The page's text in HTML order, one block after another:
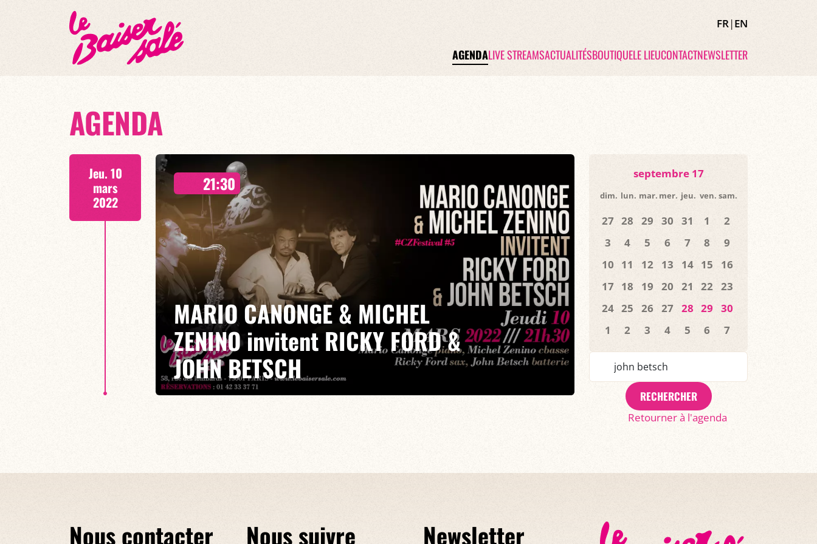
FR|EN
AGENDALIVE STREAMSACTUALITÉSBOUTIQUELE LIEUCONTACTNEWSLETTER
AGENDA
septembre 17
dim. lun. mar. mer. jeu. ven. sam.
27 28 29 30 31 1
2
3
4 5 6 7 8
9
10
11 12 13 14 15
16
17
18 19 20 21 22 23
24 25 26 27 28 29
30
1
2 3 4 5 6 7
RECHERCHER
Retourner à l'agenda
Jeu. 10
mars
2022
21:30
MARIO CANONGE & MICHEL
ZENINO invitent RICKY FORD &
JOHN BETSCH
EN SAVOIR PLUS
Nous contacter Nous suivre Newsletter